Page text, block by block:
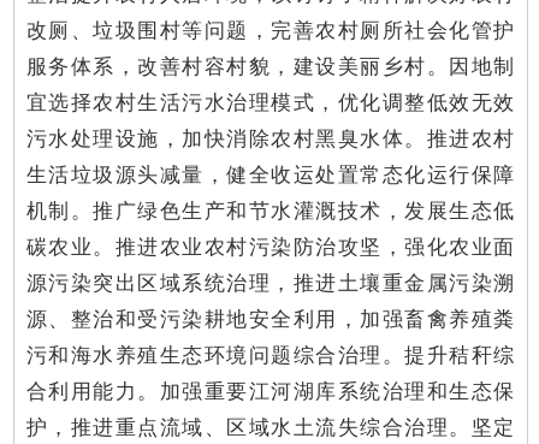
改厕、垃圾围村等问题，完善农村厕所社会化管护
服务体系，改善村容村貌，建设美丽乡村。因地制
宜选择农村生活污水治理模式，优化调整低效无效
污水处理设施，加快消除农村黑臭水体。推进农村
生活垃圾源头减量，健全收运处置常态化运行保障
机制。推广绿色生产和节水灌溉技术，发展生态低
碳农业。推进农业农村污染防治攻坚，强化农业面
源污染突出区域系统治理，推进土壤重金属污染溯
源、整治和受污染耕地安全利用，加强畜禽养殖粪
污和海水养殖生态环境问题综合治理。提升秸秆综
合利用能力。加强重要江河湖库系统治理和生态保
护，推进重点流域、区域水土流失综合治理。坚定